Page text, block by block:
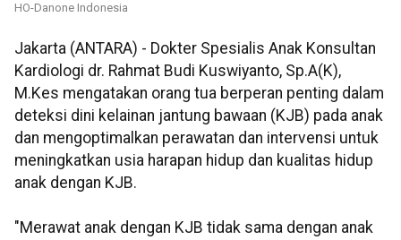
HO-Danone Indonesia
Jakarta (ANTARA) - Dokter Spesialis Anak Konsultan
Kardiologi dr. Rahmat Budi Kuswiyanto, Sp.A(K),
M.Kes mengatakan orang tua berperan penting dalam
deteksi dini kelainan jantung bawaan (KJB) pada anak
dan mengoptimalkan perawatan dan intervensi untuk
meningkatkan usia harapan hidup dan kualitas hidup
anak dengan KJB.
"Merawat anak dengan KJB tidak sama dengan anak